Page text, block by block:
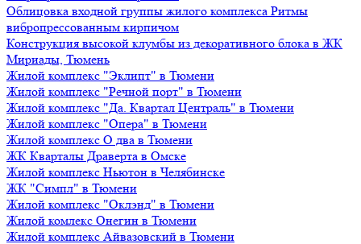
Облицовка входной группы жилого комплекса Ритмы
вибропрессованным кирпичом
Конструкция высокой клумбы из декоративного блока в ЖК
Мириады, Тюмень
Жилой комплекс "Эклипт" в Тюмени
Жилой комплекс "Речной порт" в Тюмени
Жилой комплекс "Да. Квартал Централь" в Тюмени
Жилой комплекс "Опера" в Тюмени
Жилой комплекс О два в Тюмени
ЖК Кварталы Драверта в Омске
Жилой комплекс Ньютон в Челябинске
ЖК "Симпл" в Тюмени
Жилой комплекс "Оклэнд" в Тюмени
Жилой комлекс Онегин в Тюмени
Жилой комплекс Айвазовский в Тюмени